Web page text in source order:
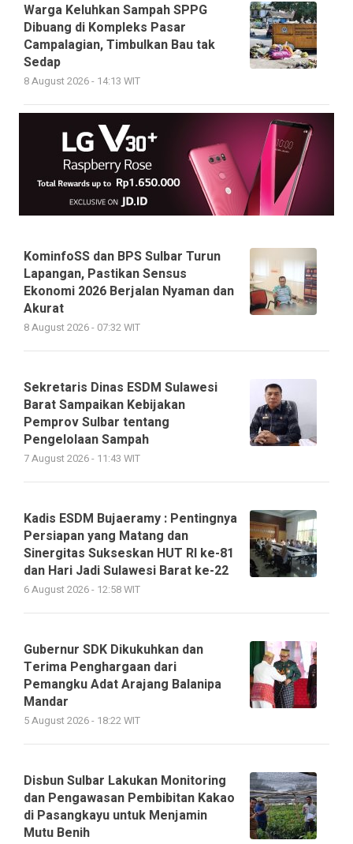
Warga Keluhkan Sampah SPPG
Dibuang di Kompleks Pasar
Campalagian, Timbulkan Bau tak
Sedap
8 August 2026 - 14:13 WIT
KominfoSS dan BPS Sulbar Turun
Lapangan, Pastikan Sensus
Ekonomi 2026 Berjalan Nyaman dan
Akurat
8 August 2026 - 07:32 WIT
Sekretaris Dinas ESDM Sulawesi
Barat Sampaikan Kebijakan
Pemprov Sulbar tentang
Pengelolaan Sampah
7 August 2026 - 11:43 WIT
Kadis ESDM Bujaeramy : Pentingnya
Persiapan yang Matang dan
Sinergitas Sukseskan HUT RI ke-81
dan Hari Jadi Sulawesi Barat ke-22
6 August 2026 - 12:58 WIT
Gubernur SDK Dikukuhkan dan
Terima Penghargaan dari
Pemangku Adat Arajang Balanipa
Mandar
5 August 2026 - 18:22 WIT
Disbun Sulbar Lakukan Monitoring
dan Pengawasan Pembibitan Kakao
di Pasangkayu untuk Menjamin
Mutu Benih